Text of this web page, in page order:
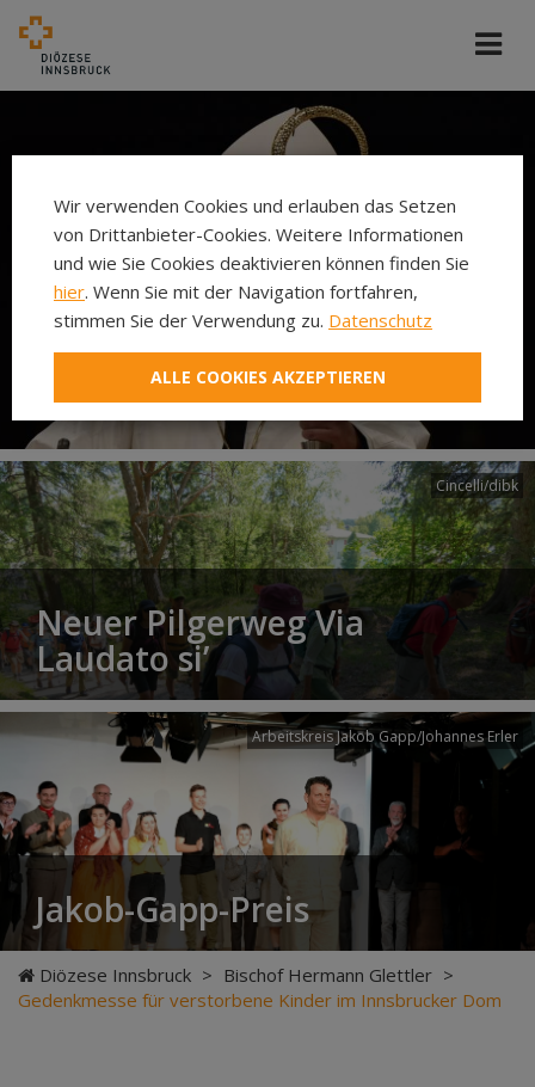
Cincelli/dibk
Neuer Pilgerweg Via
Laudato si’
Arbeitskreis Jakob Gapp/Johannes Erler
Jakob-Gapp-Preis
Diözese Innsbruck > Bischof Hermann Glettler >
Gedenkmesse für verstorbene Kinder im Innsbrucker Dom
Wir verwenden Cookies und erlauben das Setzen
von Drittanbieter-Cookies. Weitere Informationen
und wie Sie Cookies deaktivieren können finden Sie
hier. Wenn Sie mit der Navigation fortfahren,
stimmen Sie der Verwendung zu. Datenschutz
ALLE COOKIES AKZEPTIEREN